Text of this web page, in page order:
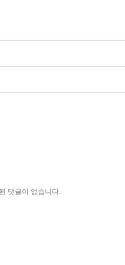
댓글이 없습니다.